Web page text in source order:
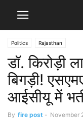
Politics Rajasthan
डॉ. किरोड़ी
बिगड़ी!
आईसीयू में
By fire post - November